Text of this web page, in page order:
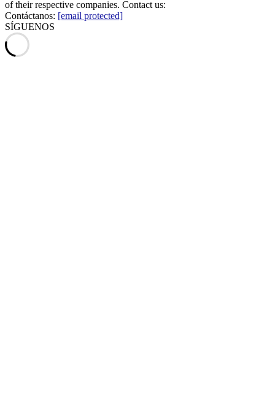
of their respective companies. Contact us:
Contáctanos: [email protected]
SÍGUENOS